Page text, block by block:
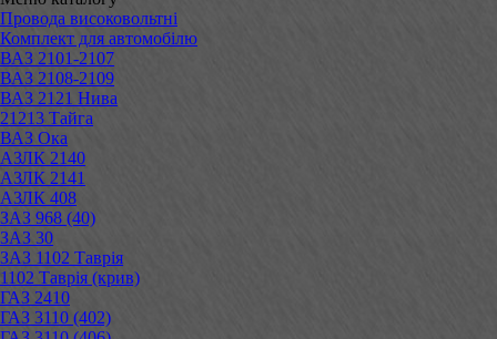
Провода високовольтні
Комплект для автомобілю
ВАЗ 2101-2107
ВАЗ 2108-2109
ВАЗ 2121 Нива
21213 Тайга
ВАЗ Ока
АЗЛК 2140
АЗЛК 2141
АЗЛК 408
ЗАЗ 968 (40)
ЗАЗ 30
ЗАЗ 1102 Таврія
1102 Таврія (крив)
ГАЗ 2410
ГАЗ 3110 (402)